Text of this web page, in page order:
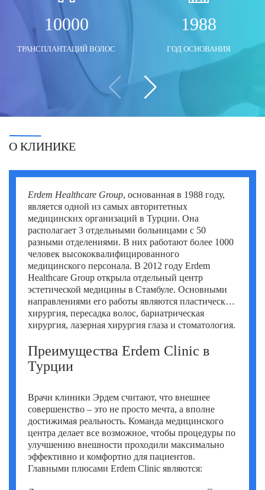
Моше Паппа (Moshe Pappa)
Мустафа Оздоган (Mustafa Ozdogan)
Озкан Йилдиз (Ozkan Yildiz)
Саваш Туна (Savas Tuna)
Семих Халезероглу (Semih Halezeroglu)
Сиван Шамаи (Sivan Shamai)
Тамар Сафра (Tamar Safra)
Тахсин Озатли (Tahsin Ozatli)
Умут Демирджи (Umut Demirci)
Фатих Айдоган (Fatih Aydogan)
Хале Башак Чалар (Hale Basak Caglar)
Хамдулла Созен (Hamdullah Sozen)
Эркан Доган (Erkan Dogan)
Яков Шехтер (Jacob Schechter)
Шломи Константини (Shlomi Constantini)
Шломо Давидович (Shlomo Davidovich)
Эли Ашкенази (Eli Ashkenazi)
Сегев Эйтан (Segev Eitan)
Халук Чабук (Haluk Cabuk)
Эльханан Лугер (Elhanan Luger)
10000
ТРАНСПЛАНТАЦИЙ ВОЛОС
1988
ГОД ОСНОВАНИЯ
О КЛИНИКЕ
Erdem Healthcare Group, основанная в 1988 году,
является одной из самых авторитетных
медицинских организаций в Турции. Она
располагает 3 отдельными больницами с 50
разными отделениями. В них работают более 1000
человек высококвалифицированного
медицинского персонала. В 2012 году Erdem
Healthcare Group открыла отдельный центр
эстетической медицины в Стамбуле. Основными
направлениями его работы являются пластическая
хирургия, пересадка волос, бариатрическая
хирургия, лазерная хирургия глаза и стоматология.
Преимущества Erdem Clinic в
Турции
Врачи клиники Эрдем считают, что внешнее
совершенство – это не просто мечта, а вполне
достижимая реальность. Команда медицинского
центра делает все возможное, чтобы процедуры по
улучшению внешности проходили максимально
эффективно и комфортно для пациентов.
Главными плюсами Erdem Clinic являются: